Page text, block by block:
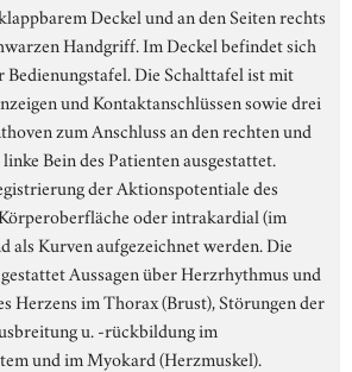
Deckel und an den Seiten rechts
Handgriff. Im Deckel befindet sich
Die Schalttafel ist mit
und Kontaktanschlüssen sowie drei
zum Anschluss an den rechten und
Bein des Patienten ausgestattet.
der Aktionspotentiale des
oder intrakardial (im
als Kurven aufgezeichnet werden. Die
Aussagen über Herzrhythmus und
Herzens im Thorax (Brust), Störungen der
u. -rückbildung im
und im Myokard (Herzmuskel).